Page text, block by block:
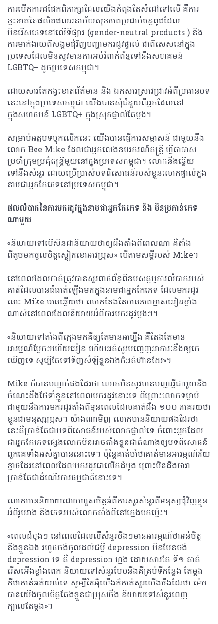
ការបើកការជជែកពិភាក្សាដែលយើងកំពុងតែសំដៅទៅលើ គឺការ
ខ្វះខាតនៃផលិតផលអនាម័យសុខភាពប្រដាប់បន្តពូជដែល
មិនរើសភេទនៅលើទីផ្សារ (gender-neutral products ) និង
ការមាក់ងាយពីសង្គមជុំវិញបញ្ហាមករដូវផ្ទាល់ ជាពិសេសនៅក្នុង
ប្រទេសដែលមិនសូវមានការអប់រំពាក់ព័ន្ធទៅនឹងសហគមន៍
LGBTQ+ ដូចប្រទេសកម្ពុជា។
ដោយសារតែកង្វះខាតព័ត៌មាន និង ឯកសារស្រាវជ្រាវអំពីប្រធានបទ
នេះនៅក្នុងប្រទេសកម្ពុជា យើងបានសុំជំនួយពីអ្នកដែលនៅ
ក្នុងសហគមន៍ LGBTQ+ ក្នុងស្រុកផ្ទាល់​តែម្តង។
សម្រាប់អត្ថបទប្លុកលើកនេះ យើងបានធ្វើការសម្ភាសន៍ ជាមួយនឹង
លោក Bee Mike ដែលជាអ្នកលេងឧបរករណ៍តន្រ្តី ហ្គីតាបាស
ប្រចាំក្រុមប្រគុំតន្រ្តីមួយនៅ​ក្នុងប្រទេសកម្ពុជា។ លោកនឹងឆ្លើយ
ទៅនឹងសំនួរ ដោយប្រើប្រាស់បទពិសោធន៍របស់ខ្លួនលោកផ្ទាល់ក្នុង
នាមជាអ្នកកែភេទនៅប្រទេសកម្ពុជា។
ផលលំបាកនៃការមករដូវក្នុងនាមជាអ្នកកែភេទ និង មិនប្រកាន់ភេទ
ណាមួយ
«និយាយទៅបើសិនជានិយាយថាឲ្យដឹងតាំងពីពេលណា គឺតាំង
ពីតូចមកចូលចិត្តស្លៀកខោអាវប្រុស» បើតាមសម្តីរបស់ Mike។
នៅពេលដែលគាត់ត្រូវបានសួរពាក់ព័ន្ធពីឧបសគ្គឬការលំបាករបស់
គាត់ដែលបានធំធាត់ឡើងមកក្នុងនាមជាអ្នកកែភេទ ដែលមករដូវ
នោះ Mike បានឆ្លើយថា លោកតែងតែមានភាពខ្មាសអៀនខ្លាំង
ណាស់នៅពេលដែលនិយាយអំពីការមករដូវម្តងៗ។
«និយាយទៅតាំងពីក្មេងមកគឺឲ្យតែមានអាហ្នឹង គឺតែងតែមាន
អារម្មណ៍ប្លែកៗហើយអៀន ហើយអត់សូវបញ្ចេញអាការៈនឹងឲ្យគេ
ឃើញទេ សូម្បីតែទៅទិញសំឡីខ្លួនឯងក៏អត់ហ៊ានដែរ»។
Mike ក៏បានបញ្ជាក់ផងដែរថា លោកមិនសូវមានបញ្ហាអ្វីជាមួយនឹង
ចំណេះដឹងថែទាំខ្លួននៅពេលមករដូវនោះទេ ពីព្រោះលោកទម្លាប់
ជាមួយនឹងការមករដូវតាំងពីមុនពេលដែលគាត់ដឹង ១០០ ភាគរយថា
ខ្លួនជាមនុស្សប្រុស។ យ៉ាងណាមិញ លោកបាននិយាយផងដែរថា
នេះគឺគ្រាន់តែជាបទពិសោធន៍របស់លោកផ្ទាល់ទេ ចំពោះអ្នក​ដែល
ជាអ្នកកែភេទផ្សេងលោកមិនអាចតាំងខ្លួនជាតំណាងឲ្យបទពិសោធន៍
ពួកគេទាំងអស់គ្នាបាននោះទេ។ ប៉ុន្តែគាត់ចាំថាគាត់មានអារម្មណ៍ភ័យ
ខ្លាចដែរនៅពេលដែលមករដូវជាលើកដំបូង ព្រោះមិនដឹងថាវា
គ្រាន់តែជាដំណើរការធម្មជាតិនោះទេ។
លោកបាននិយាយដោយហួសចិត្តអំពីការសួរសំនួរពីមនុស្សជុំវិញខ្លួន
អំពីរូបរាង និងភេទរបស់លោកតាំងពីនៅក្មេងមកម្ល៉េះ។
«ពេលដំបូងៗ នៅពេលដែលលឺសំនួរចឹងៗមានអារម្មណ៍ថាអន់ចិត្ត
នឹងខ្លួនឯង រហូតចង់ចូលដល់ជម្ងឺ depression មិនមែនចង់
depression ទេ គឺ depression ហ្មង ដោយសារតែ ទី​១ គាត់
រើសអើងខ្លាំងពេក និយាយទៅសំនួរបែបនឹងគឺគ្រប់ទីកន្លែង តែម្តង
គឺថាគាត់អត់យល់ទេ សូម្បីតែអ៊ុំយើងក៏គាត់សួរយើងចឹងដែរថា ម៉េច
បានយើងចូលចិត្តតែងខ្លួនជាប្រុសចឹង និយាយទៅសំនួរពេញ
ក្បាលតែម្តង»។